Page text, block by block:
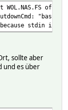
off
"bash /
stdin is
sollte aber
und es über